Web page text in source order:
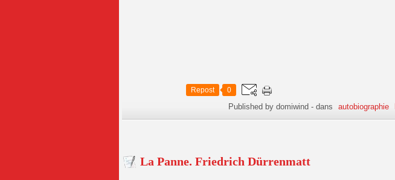
Repost 0
Published by domiwind -dans autobiographie
La Panne. Friedrich Dürrenmatt